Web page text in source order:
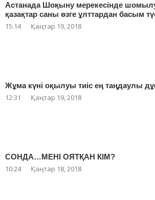
Астанада Шоқыну мерекесінде
қазақтар саны өзге ұлттардан басым
15:14 Қаңтар 19, 2018
Жұма күні оқылуы тиіс ең таңдаулы
12:31 Қаңтар 19, 2018
СОНДА…МЕНІ ОЯТҚАН КІМ?
10:24 Қаңтар 18, 2018